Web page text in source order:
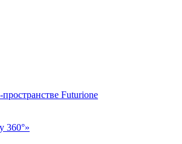
Futurione
360°»